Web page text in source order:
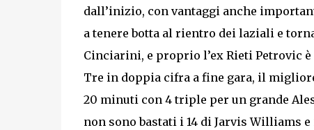
dall’inizio, con vantaggi anche
a tenere botta al rientro dei laziali e
Cinciarini, e proprio l’ex Rieti Petrovic
Tre in doppia cifra a fine gara, il
20 minuti con 4 triple per un grande
non sono bastati i 14 di Jarvis Williams